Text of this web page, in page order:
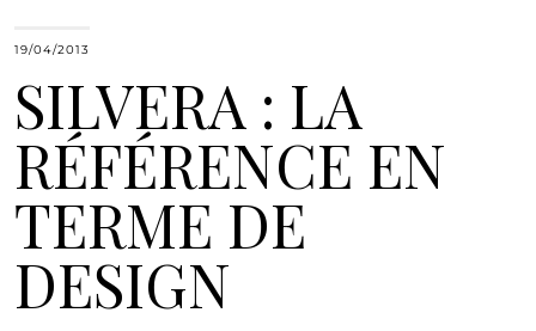
19/04/2013
SILVERA : LA
RÉFÉRENCE EN
TERME DE
DESIGN